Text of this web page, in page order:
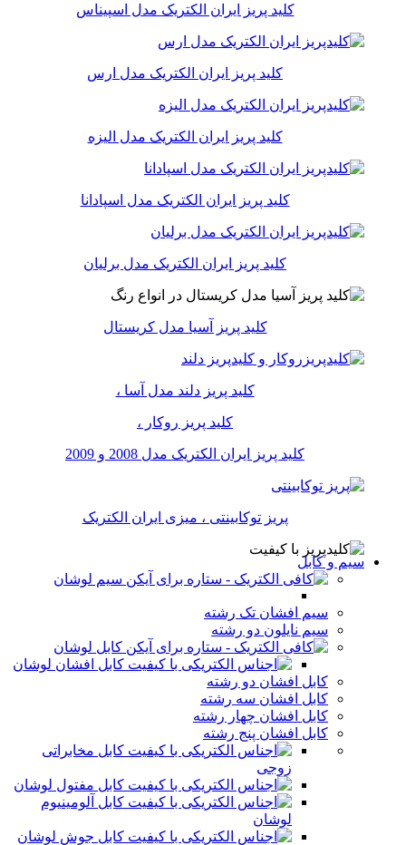
کلید پریز ایران الکتریک مدل اسپیناس
کلید پریز ایران الکتریک مدل ارس
کلید پریز ایران الکتریک مدل الیزه
کلید پریز ایران الکتریک مدل اسپادانا
کلید پریز ایران الکتریک مدل برلیان
کلید پریز آسیا مدل کریستال
کلید پریز دلند مدل آسا ،
کلید پریز روکار ،
کلید پریز ایران الکتریک مدل 2008 و 2009
پریز توکابینتی ، میزی ایران الکتریک
سیم و کابل
سیم لوشان
سیم افشان تک رشته
سیم نایلون دو رشته
کابل لوشان
کابل افشان لوشان
کابل افشان دو رشته
کابل افشان سه رشته
کابل افشان چهار رشته
کابل افشان پنج رشته
کابل مخابراتی
زوجی
کابل مفتول لوشان
کابل آلومینیوم
لوشان
کابل جوش لوشان